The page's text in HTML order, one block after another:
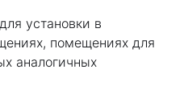
установки в
помещениях для
аналогичных